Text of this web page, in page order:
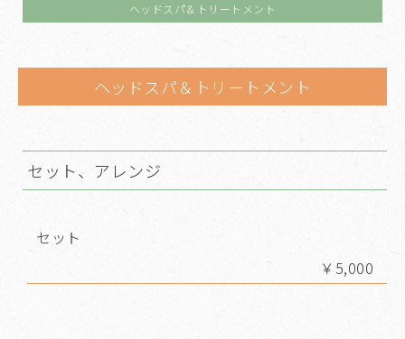
ヘッドスパ＆トリートメント
ヘッドスパ＆トリートメント
セット、アレンジ
セット
￥5,000